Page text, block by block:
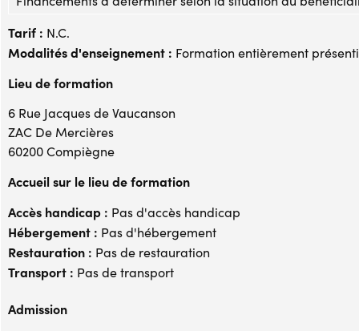
Tarif : N.C.
Modalités d'enseignement : Formation entièrement
Lieu de formation
6 Rue Jacques de Vaucanson
ZAC De Mercières
60200 Compiègne
Accueil sur le lieu de formation
Accès handicap : Pas d'accès handicap
Hébergement : Pas d'hébergement
Restauration : Pas de restauration
Transport : Pas de transport
Admission